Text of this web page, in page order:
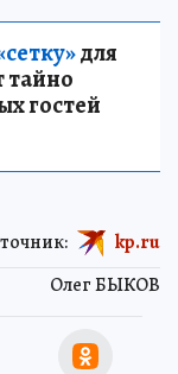
для
тайно
гостей
Олег БЫКОВ
kp.ru